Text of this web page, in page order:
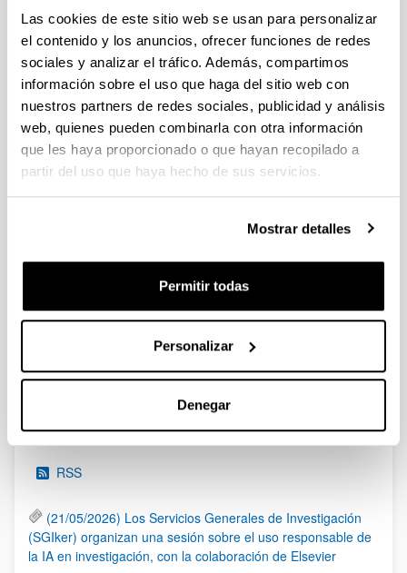
Las cookies de este sitio web se usan para personalizar
el contenido y los anuncios, ofrecer funciones de redes
sociales y analizar el tráfico. Además, compartimos
información sobre el uso que haga del sitio web con
nuestros partners de redes sociales, publicidad y análisis
web, quienes pueden combinarla con otra información
que les haya proporcionado o que hayan recopilado a
partir del uso que haya hecho de sus servicios.
Mostrar detalles
Permitir todas
Personalizar
Denegar
Artificial “
Plazo de presentación cerrado: 31/01/2024 - 21/02/2024
13/03/2024 Propuesta de adjudicación de la beca. 26/02/24
Listado de solicitudes admitidas que pasan a fase de
Valoración. 30/01/2024-Se ha publicado la convocatoria
PROYECTOS ETORKIZUNA ERAIKIZ GIPUZKOA TALDEAN
2024
18/04/2024 Se ha publicado la convocatoria
PROYECTOS ETORKIZUNA ERAIKIZ GIPUZKOA TALDEAN
Plazo de presentación cerrado: 24/05/2023 - 19/06/2023 12:00
24/05/2023 - Se han modificado los documentos de
PáginaPáginas intermedias Use TAB para desplazarse.
PáginaPáginaPáginaPáginas intermedias
Página
Noticias
RSS
(21/05/2026) Los Servicios Generales de Investigación
(SGIker) organizan una sesión sobre el uso responsable de
la IA en investigación, con la colaboración de Elsevier